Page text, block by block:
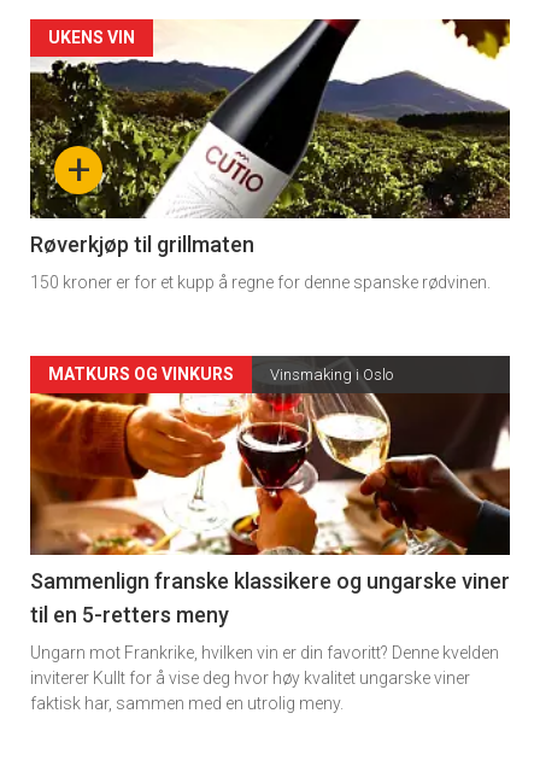
Forsiden
akkurat
nå
-
4
+
UKENS VIN
Røverkjøp til grillmaten
150 kroner er for et kupp å regne for denne spanske rødvinen.
Forsiden
akkurat
nå
-
5
MATKURS OG VINKURS Vinsmaking i Oslo
Sammenlign franske klassikere og ungarske viner
til en 5-retters meny
Ungarn mot Frankrike, hvilken vin er din favoritt? Denne kvelden
inviterer Kullt for å vise deg hvor høy kvalitet ungarske viner
faktisk har, sammen med en utrolig meny.